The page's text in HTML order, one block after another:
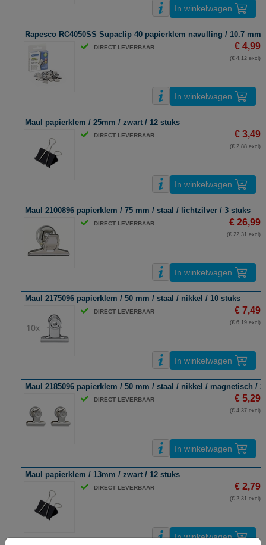
In winkelwagen
Rapesco RC4050SS Supaclip 40 papierklem navulling / 10.7
DIRECT LEVERBAAR € 4,99
(€ 4,12 excl)
In winkelwagen
Maul papierklem / 25mm / zwart / 12 stuks
DIRECT LEVERBAAR € 3,49
(€ 2,88 excl)
In winkelwagen
Maul 2100896 papierklem / 75 mm / staal / lichtzilver / 3 stuks
DIRECT LEVERBAAR € 26,99
(€ 22,31 excl)
In winkelwagen
Maul 2175096 papierklem / 50 mm / staal / nikkel / 10 stuks
DIRECT LEVERBAAR € 7,49
(€ 6,19 excl)
In winkelwagen
Maul 2185096 papierklem / 50 mm / staal / nikkel / magnetisch /
DIRECT LEVERBAAR € 5,29
(€ 4,37 excl)
In winkelwagen
Maul papierklem / 13mm / zwart / 12 stuks
DIRECT LEVERBAAR € 2,79
(€ 2,31 excl)
In winkelwagen